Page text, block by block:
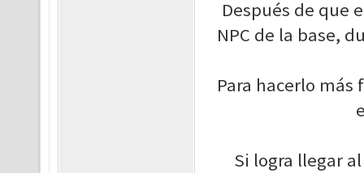
Después de que
NPC de la base,
Para hacerlo más
Si logra llegar